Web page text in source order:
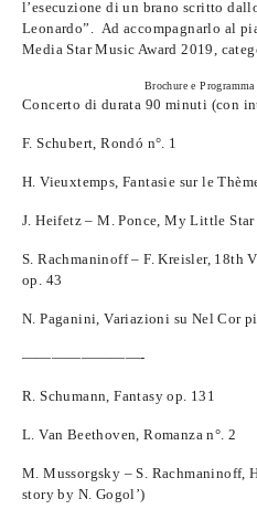
l’esecuzione di un brano scritto
Leonardo”. Ad accompagnarlo al
Media Star Music Award 2019,
Brochure e
Concerto di durata 90 minuti (con
F. Schubert, Rondó n°. 1
H. Vieuxtemps, Fantasie sur le
J. Heifetz – M. Ponce, My Little Star
S. Rachmaninoff – F. Kreisler, 18th
op. 43
N. Paganini, Variazioni su Nel Cor
————————-
R. Schumann, Fantasy op. 131
L. Van Beethoven, Romanza n°. 2
M. Mussorgsky – S. Rachmaninoff,
story by N. Gogol’)